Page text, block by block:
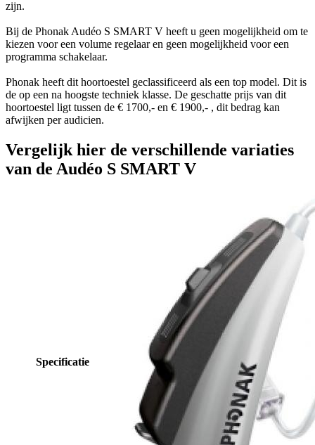
zijn.
Bij de Phonak Audéo S SMART V heeft u geen mogelijkheid om te
kiezen voor een volume regelaar en geen mogelijkheid voor een
programma schakelaar.
Phonak heeft dit hoortoestel geclassificeerd als een top model. Dit is
de op een na hoogste techniek klasse. De geschatte prijs van dit
hoortoestel ligt tussen de € 1700,- en € 1900,- , dit bedrag kan
afwijken per audicien.
Vergelijk hier de verschillende variaties
van de Audéo S SMART V
Specificatie